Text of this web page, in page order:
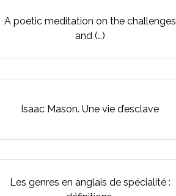
A poetic meditation on the challenges
and (…)
Isaac Mason. Une vie d’esclave
Les genres en anglais de spécialité :